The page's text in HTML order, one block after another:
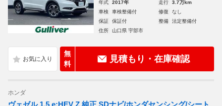
年式 2017年 走行
3.7万km
車検
車検整備付 修復
なし
保証
保証付 整備
法定整備付
住所
山口県 宇部市
無
料
見積もり・在庫確認
ホンダ